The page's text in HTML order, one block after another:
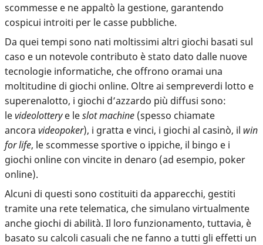
scommesse e ne appaltò la gestione, garantendo
cospicui introiti per le casse pubbliche.
Da quei tempi sono nati moltissimi altri giochi basati sul
caso e un notevole contributo è stato dato dalle nuove
tecnologie informatiche, che offrono oramai una
moltitudine di giochi online. Oltre ai sempreverdi lotto e
superenalotto, i giochi d’azzardo più diffusi sono:
levideolotterye leslot machine (spesso chiamate
ancora videopoker), i gratta e vinci, i giochi al casinò, il win
for life, le scommesse sportive o ippiche, il bingo e i
giochi online con vincite in denaro (ad esempio, poker
online).
Alcuni di questi sono costituiti da apparecchi, gestiti
tramite una rete telematica, che simulano virtualmente
anche giochi di abilità. Il loro funzionamento, tuttavia, è
basato su calcoli casuali che ne fanno a tutti gli effetti un